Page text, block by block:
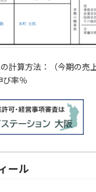
計算方法：（今期の売
び率％
ール